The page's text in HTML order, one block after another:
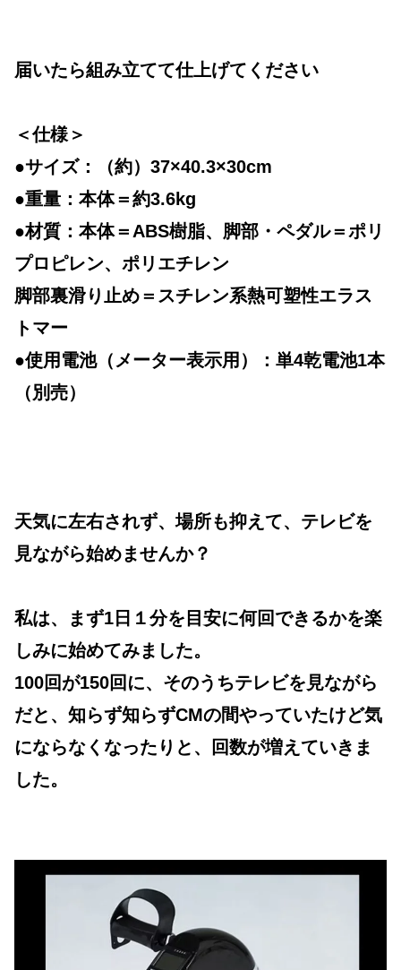
届いたら組み立てて仕上げてください
＜仕様＞
●サイズ：（約）37×40.3×30cm
●重量：本体＝約3.6kg
●材質：本体＝ABS樹脂、脚部・ペダル＝ポリ
プロピレン、ポリエチレン
脚部裏滑り止め＝スチレン系熱可塑性エラス
トマー
●使用電池（メーター表示用）：単4乾電池1本
（別売）
天気に左右されず、場所も抑えて、テレビを
見ながら始めませんか？
私は、まず1日１分を目安に何回できるかを楽
しみに始めてみました。
100回が150回に、そのうちテレビを見ながら
だと、知らず知らずCMの間やっていたけど気
にならなくなったりと、回数が増えていきま
した。